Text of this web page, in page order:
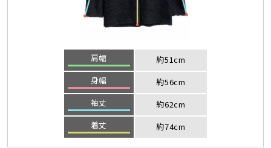
肩幅
約51cm
身幅
約56cm
袖丈
約62cm
着丈
約74cm